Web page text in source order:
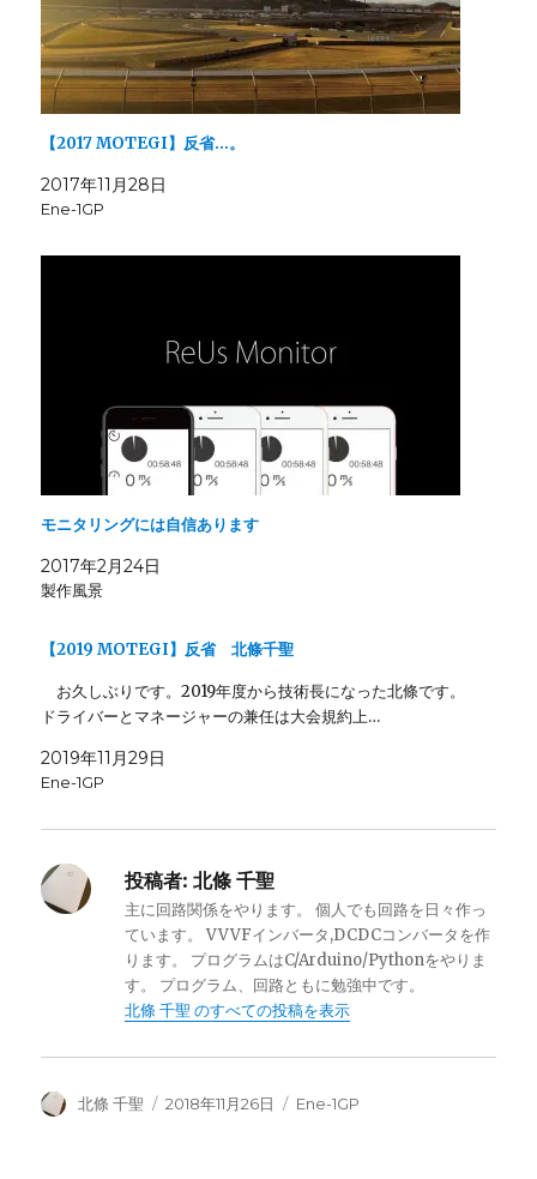
ウ
で
開
き
ま
す
)
い
(
新
し
い
ウ
ィ
ン
ウ
で
ド
ウ
で
開
き
ま
す
)
【2017 MOTEGI】反省…。
2017年11月28日
Ene-1GP
モニタリングには自信あります
2017年2月24日
製作風景
【2019 MOTEGI】反省 北條千聖
お久しぶりです。2019年度から技術長になった北條です。
ドライバーとマネージャーの兼任は大会規約上…
2019年11月29日
Ene-1GP
投稿者: 北條 千聖
主に回路関係をやります。 個人でも回路を日々作っ
ています。 VVVFインバータ,DCDCコンバータを作
ります。 プログラムはC/Arduino/Pythonをやりま
す。 プログラム、回路ともに勉強中です。
北條 千聖 のすべての投稿を表示
投
北條 千聖
投
2018年11月26日
カ
Ene-1GP